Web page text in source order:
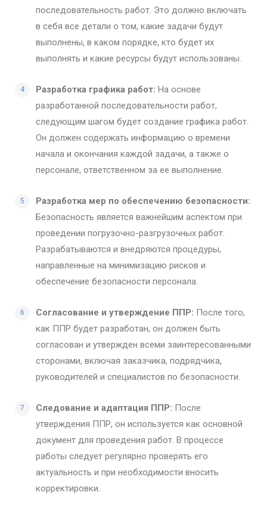
последовательность работ. Это должно включать
в себя все детали о том, какие задачи будут
выполнены, в каком порядке, кто будет их
выполнять и какие ресурсы будут использованы.
Разработка графика работ: На основе
разработанной последовательности работ,
следующим шагом будет создание графика работ.
Он должен содержать информацию о времени
начала и окончания каждой задачи, а также о
персонале, ответственном за ее выполнение.
Разработка мер по обеспечению безопасности:
Безопасность является важнейшим аспектом при
проведении погрузочно-разгрузочных работ.
Разрабатываются и внедряются процедуры,
направленные на минимизацию рисков и
обеспечение безопасности персонала.
Согласование и утверждение ППР: После того,
как ППР будет разработан, он должен быть
согласован и утвержден всеми заинтересованными
сторонами, включая заказчика, подрядчика,
руководителей и специалистов по безопасности.
Следование и адаптация ППР: После
утверждения ППР, он используется как основной
документ для проведения работ. В процессе
работы следует регулярно проверять его
актуальность и при необходимости вносить
корректировки.